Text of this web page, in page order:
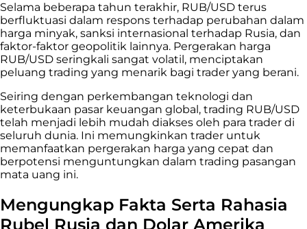
Selama beberapa tahun terakhir, RUB/USD terus
berfluktuasi dalam respons terhadap perubahan dalam
harga minyak, sanksi internasional terhadap Rusia, dan
faktor-faktor geopolitik lainnya. Pergerakan harga
RUB/USD seringkali sangat volatil, menciptakan
peluang trading yang menarik bagi trader yang berani.
Seiring dengan perkembangan teknologi dan
keterbukaan pasar keuangan global, trading RUB/USD
telah menjadi lebih mudah diakses oleh para trader di
seluruh dunia. Ini memungkinkan trader untuk
memanfaatkan pergerakan harga yang cepat dan
berpotensi menguntungkan dalam trading pasangan
mata uang ini.
Mengungkap Fakta Serta Rahasia
Rubel Rusia dan Dolar Amerika